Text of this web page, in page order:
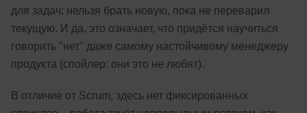
для задач: нельзя брать новую, пока не переварил
текущую. И да, это означает, что придётся научиться
говорить "нет" даже самому настойчивому менеджеру
продукта (спойлер: они это не любят).
В отличие от Scrum, здесь нет фиксированных